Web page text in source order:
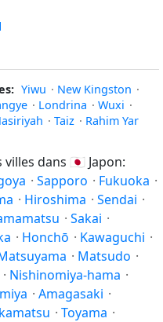
Yiwu · New Kingston ·
· Londrina · Wuxi ·
· Taiz · Rahim Yar
villes dans 🇯🇵 Japon:
· Sapporo · Fukuoka ·
· Hiroshima · Sendai ·
· Sakai ·
· Honchō · Kawaguchi ·
· Matsudo ·
· Nishinomiya-hama ·
· Amagasaki ·
· Toyama ·